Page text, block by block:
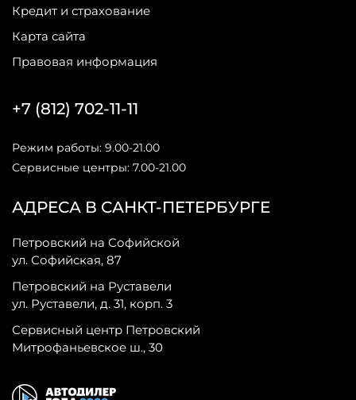
Кредит и страхование
Карта сайта
Правовая информация
АДРЕСА В САНКТ-ПЕТЕРБУРГЕ
Петровский на Софийской
ул. Софийская, 87
Петровский на Руставели
ул. Руставели, д. 31, корп. 3
Сервисный центр Петровский
Митрофаньевское ш., 30
+7 (812) 702-11-11
Режим работы: 9.00-21.00
Сервисные центры: 7.00-21.00